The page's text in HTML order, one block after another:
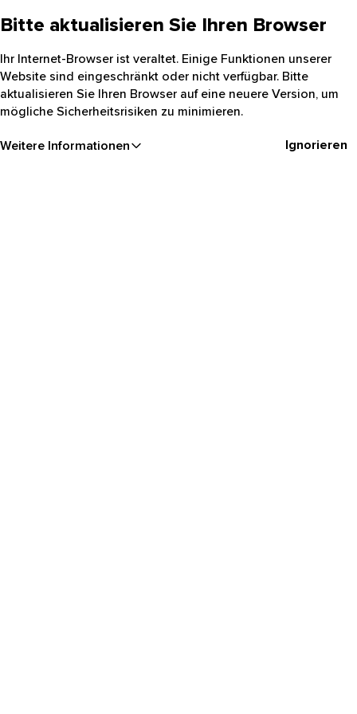
Bitte aktualisieren Sie Ihren Browser
Ihr Internet-Browser ist veraltet. Einige Funktionen unserer
Website sind eingeschränkt oder nicht verfügbar. Bitte
aktualisieren Sie Ihren Browser auf eine neuere Version, um
mögliche Sicherheitsrisiken zu minimieren.
Weitere Informationen Ignorieren